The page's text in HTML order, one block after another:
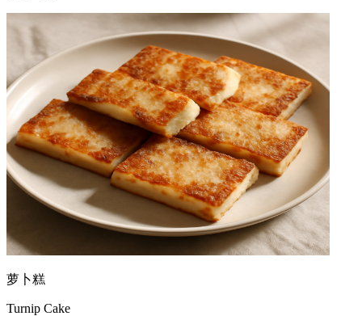
萝卜糕
Turnip Cake